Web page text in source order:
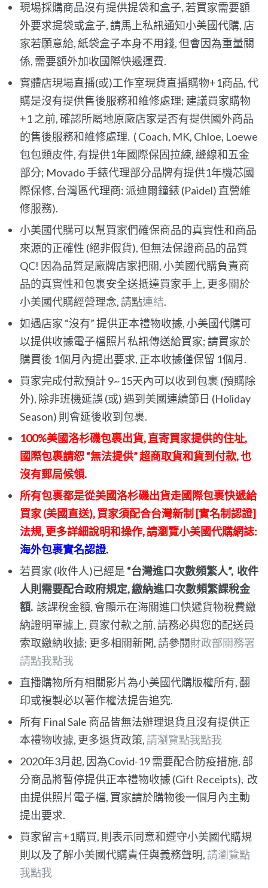
現場採購商品沒有提供提袋和盒子, 若買家需要額
外要求提袋或盒子, 請馬上私訊通知小美國代購, 店
家若願意給, 紙袋盒子本身不用錢, 但會因為重量關
係, 需要額外加收國際快遞運費.
實體店現場直播(或)工作室現貨直播購物+1商品, 代
購是沒有提供售後服務和維修處理; 建議買家購物
+1 之前, 確認所屬地原廠店家是否有提供國外商品
的售後服務和維修處理. ( Coach, MK, Chloe, Loewe
包包類皮件, 有提供1年國際保固拉練, 縫線和五金
部分; Movado 手錶代理部分品牌有提供1年機芯國
際保修, 台灣區代理商: 派迪爾鐘錶 (Paidel) 直營維
修服務).
小美國代購可以幫買家們確保商品的真實性和商品
來源的正確性 (絕非假貨), 但無法保證商品的品質
QC! 因為品質是廠牌店家把關, 小美國代購負責商
品的真實性和包裹安全送抵達買家手上, 更多關於
小美國代購經營理念, 請點連結.
如遇店家 “沒有” 提供正本禮物收據, 小美國代購可
以提供收據電子檔照片私訊傳送給買家; 請買家於
購買後 1個月內提出要求, 正本收據僅保留 1個月.
買家完成付款預計 9~15天內可以收到包裹 (預購除
外), 除非班機延誤 (或) 遇到美國連續節日 (Holiday
Season) 則會延後收到包裹.
100%美國洛杉磯包裹出貨, 直寄買家提供的住址,
國際包裹請恕 “無法提供”超商取貨和貨到付款, 也
沒有郵局候領.
所有包裹都是從美國洛杉磯出貨走國際包裹快遞給
買家 (美國直送), 買家須配合台灣新制 [實名制認證]
法規, 更多詳細說明和操作, 請瀏覽小美國代購網誌:
海外包裹實名認證.
若買家 (收件人)已經是 “台灣進口次數頻繁人”, 收件
人則需要配合政府規定, 繳納進口次數頻繁課稅金
額. 該課稅金額, 會顯示在海關進口快遞貨物稅費繳
納證明單據上, 買家付款之前, 請務必與您的配送員
索取繳納收據; 更多相關新聞, 請參閱財政部關務署
請點我點我
直播購物所有相關影片為小美國代購版權所有, 翻
印或複製必以著作權法提告追究.
所有 Final Sale 商品皆無法辦理退貨且沒有提供正
本禮物收據, 更多退貨政策,請瀏覽點我點我
2020年3月起, 因為Covid-19 需要配合防疫措施, 部
分商品將暫停提供正本禮物收據 (Gift Receipts), 改
由提供照片電子檔, 買家請於購物後一個月內主動
提出要求.
買家留言+1購買, 則表示同意和遵守小美國代購規
則以及了解小美國代購責任與義務聲明,請瀏覽點
我點我